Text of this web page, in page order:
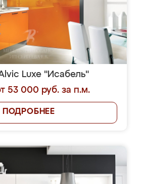
Luxe "Исабель"
53 000 руб. за п.м.
ПОДРОБНЕЕ